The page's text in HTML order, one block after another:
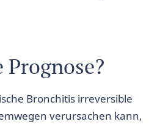
Bronchitis irreversible
verursachen kann,